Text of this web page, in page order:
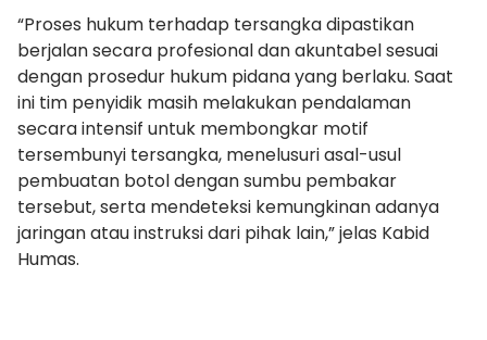
“Proses hukum terhadap tersangka dipastikan
berjalan secara profesional dan akuntabel sesuai
dengan prosedur hukum pidana yang berlaku. Saat
ini tim penyidik masih melakukan pendalaman
secara intensif untuk membongkar motif
tersembunyi tersangka, menelusuri asal-usul
pembuatan botol dengan sumbu pembakar
tersebut, serta mendeteksi kemungkinan adanya
jaringan atau instruksi dari pihak lain,” jelas Kabid
Humas.